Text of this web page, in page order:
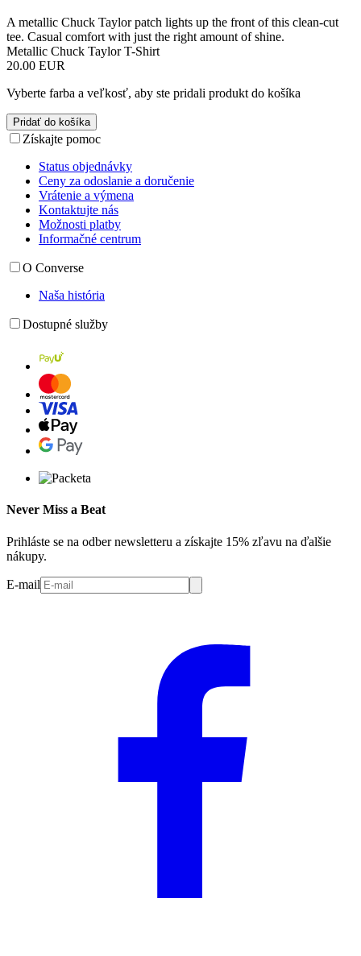
A metallic Chuck Taylor patch lights up the front of this clean-cut
tee. Casual comfort with just the right amount of shine.
Metallic Chuck Taylor T-Shirt
20.00 EUR
Vyberte farba a veľkosť, aby ste pridali produkt do košíka
Pridať do košíka
Získajte pomoc
Status objednávky
Ceny za odoslanie a doručenie
Vrátenie a výmena
Kontaktujte nás
Možnosti platby
Informačné centrum
O Converse
Naša história
Dostupné služby
Never Miss a Beat
Prihláste se na odber newsletteru a získajte 15% zľavu na ďalšie
nákupy.
E-mail